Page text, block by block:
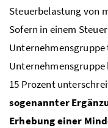
Steuerbelastung von
Sofern in einem
15 Prozent
sogenannter
Erhebung einer